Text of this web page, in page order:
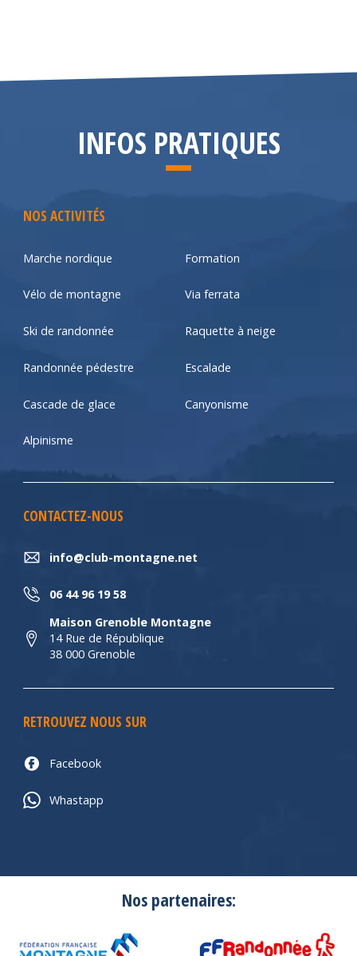
INFOS PRATIQUES
NOS ACTIVITÉS
Marche nordique Formation
Vélo de montagne Via ferrata
Ski de randonnée Raquette à neige
Randonnée pédestre Escalade
Cascade de glace Canyonisme
Alpinisme
CONTACTEZ-NOUS
info@club-montagne.net
06 44 96 19 58
Maison Grenoble Montagne
14 Rue de République
38 000 Grenoble
RETROUVEZ NOUS SUR
Facebook
Whastapp
Nos partenaires: